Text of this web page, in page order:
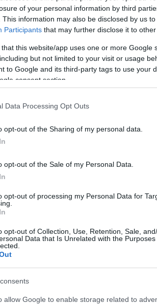
of your personal information by third
This information may also be disclosed by us
Participants that may further disclose it to other
that this website/app uses one or more Google
but not limited to your visit or usage
to Google and its third-party tags to use your
consent section.
Data Processing Opt Outs
opt-out of the Sharing of my personal data.
opt-out of the Sale of my Personal Data.
opt-out of processing my Personal Data for
opt-out of Collection, Use, Retention, Sale,
Data that Is Unrelated with the
allow Google to enable storage related to
da lavoro flessibili
con fibbie a
lavoro flessibili Milwaukee
a sgancio/aggancio
Scarpa
Esd